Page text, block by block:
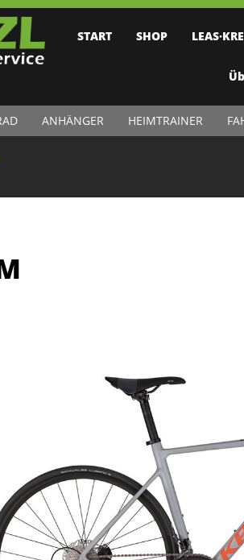
START SHOP
ANHÄNGER HEIMTRAINER